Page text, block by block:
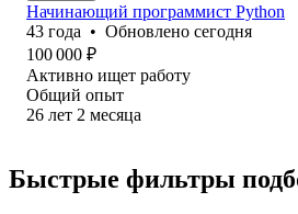
Начинающий программист Python
43 года • Обновлено сегодня
100 000 ₽
Активно ищет работу
Общий опыт
26 лет 2 месяца
Быстрые фильтры